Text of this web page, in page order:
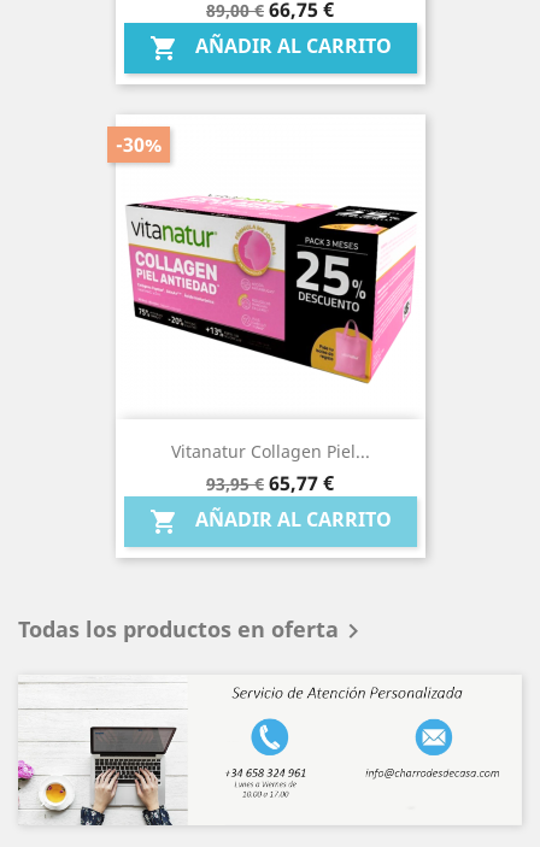
Precio
base
89,00 € Precio
66,75 €
 AÑADIR AL CARRITO
Vitanatur Collagen Piel...
Precio
base
93,95 €
-30%
Precio
65,77 €
 AÑADIR AL CARRITO
Todas los productos en oferta 